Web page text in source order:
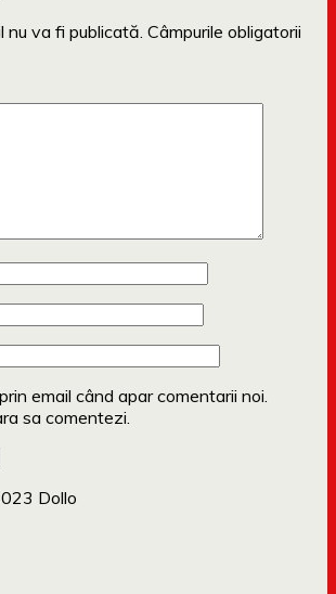
va fi publicată. Câmpurile obligatorii
email când apar comentarii noi.
sa comentezi.
Dollo